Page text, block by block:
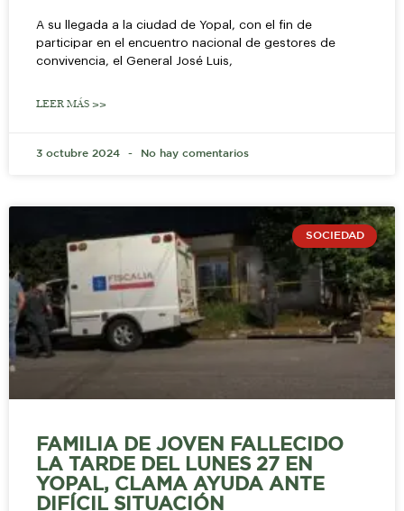
A su llegada a la ciudad de Yopal, con el fin de
participar en el encuentro nacional de gestores de
convivencia, el General José Luis,
LEER MÁS >>
3 octubre 2024 No hay comentarios
SOCIEDAD
FAMILIA DE JOVEN FALLECIDO
LA TARDE DEL LUNES 27 EN
YOPAL, CLAMA AYUDA ANTE
DIFÍCIL SITUACIÓN